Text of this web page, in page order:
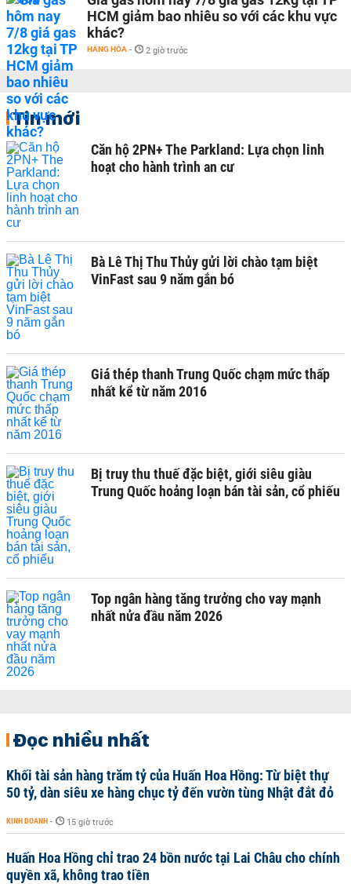
HCM giảm bao nhiêu so với các khu vực
khác?
HÀNG HÓA - 2 giờ trước
Tin mới
Căn hộ 2PN+ The Parkland: Lựa chọn linh
hoạt cho hành trình an cư
Bà Lê Thị Thu Thủy gửi lời chào tạm biệt
VinFast sau 9 năm gắn bó
Giá thép thanh Trung Quốc chạm mức thấp
nhất kể từ năm 2016
Bị truy thu thuế đặc biệt, giới siêu giàu
Trung Quốc hoảng loạn bán tài sản, cổ phiếu
Top ngân hàng tăng trưởng cho vay mạnh
nhất nửa đầu năm 2026
Đọc nhiều nhất
Khối tài sản hàng trăm tỷ của Huấn Hoa Hồng: Từ biệt thự
50 tỷ, dàn siêu xe hàng chục tỷ đến vườn tùng Nhật đắt đỏ
KINH DOANH - 15 giờ trước
Huấn Hoa Hồng chỉ trao 24 bồn nước tại Lai Châu cho chính
quyền xã, không trao tiền